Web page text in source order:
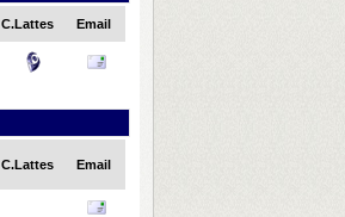
C.Lattes Email
C.Lattes Email